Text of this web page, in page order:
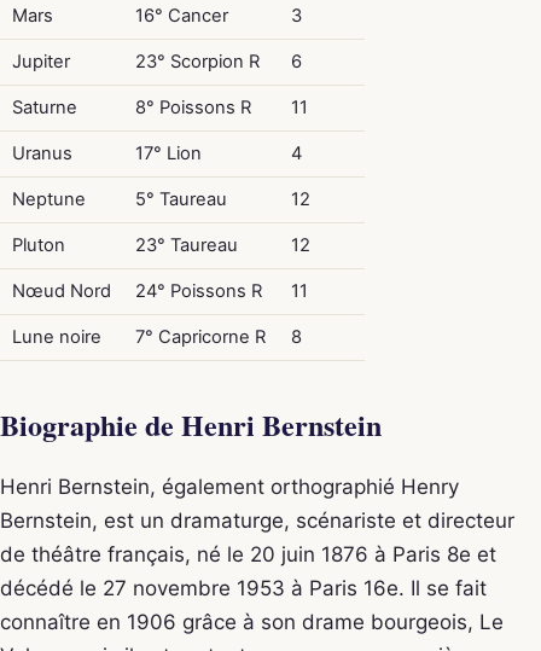
Mars 16° Cancer 3
Jupiter 23° Scorpion R 6
Saturne 8° Poissons R 11
Uranus 17° Lion 4
Neptune 5° Taureau 12
Pluton 23° Taureau 12
Nœud Nord 24° Poissons R 11
Lune noire 7° Capricorne R 8
Biographie de Henri Bernstein
Henri Bernstein, également orthographié Henry
Bernstein, est un dramaturge, scénariste et directeur
de théâtre français, né le 20 juin 1876 à Paris 8e et
décédé le 27 novembre 1953 à Paris 16e. Il se fait
connaître en 1906 grâce à son drame bourgeois, Le